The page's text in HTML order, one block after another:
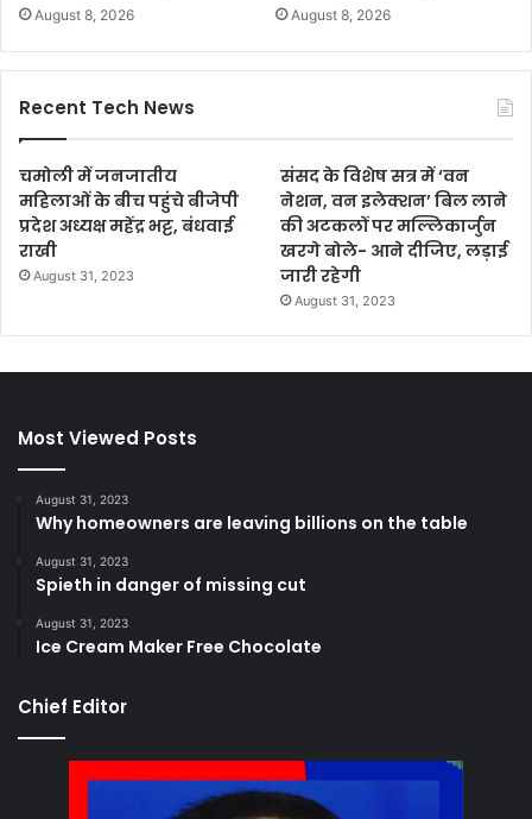
August 8, 2026 August 8, 2026
Recent Tech News
चमोली में जनजातीय
महिलाओं के बीच पहुंचे बीजेपी
प्रदेश अध्यक्ष महेंद्र भट्ट, बंधवाई
राखी
August 31, 2023
संसद के विशेष सत्र में ‘वन
नेशन, वन इलेक्शन’ बिल लाने
की अटकलों पर मल्लिकार्जुन
खरगे बोले- आने दीजिए, लड़ाई
जारी रहेगी
August 31, 2023
Most Viewed Posts
August 31, 2023
Why homeowners are leaving billions on the table
August 31, 2023
Spieth in danger of missing cut
August 31, 2023
Ice Cream Maker Free Chocolate
Chief Editor